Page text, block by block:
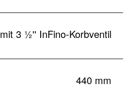
mit 3 ½'' InFino-Korbventil
440 mm